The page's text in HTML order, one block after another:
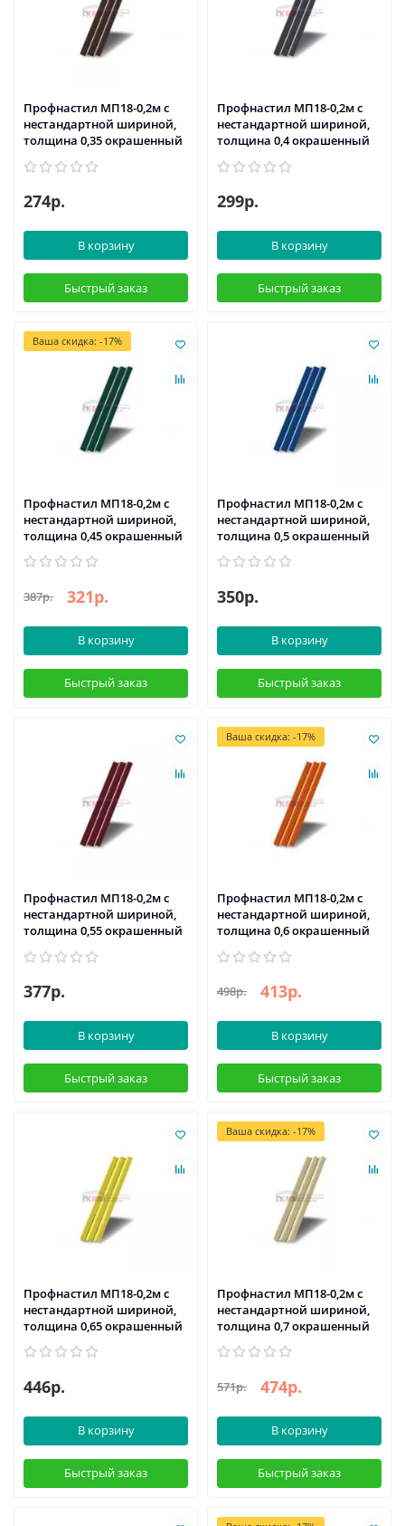
Профнастил МП18-0,2м с
нестандартной шириной,
толщина 0,35 окрашенный
274р.
В корзину
Быстрый заказ
Профнастил МП18-0,2м с
нестандартной шириной,
толщина 0,4 окрашенный
299р.
В корзину
Быстрый заказ
Ваша скидка: -17%
Профнастил МП18-0,2м с
нестандартной шириной,
толщина 0,45 окрашенный
387р. 321р.
В корзину
Быстрый заказ
Профнастил МП18-0,2м с
нестандартной шириной,
толщина 0,5 окрашенный
350р.
В корзину
Быстрый заказ
Профнастил МП18-0,2м с
нестандартной шириной,
толщина 0,55 окрашенный
377р.
В корзину
Быстрый заказ
Ваша скидка: -17%
Профнастил МП18-0,2м с
нестандартной шириной,
толщина 0,6 окрашенный
498р. 413р.
В корзину
Быстрый заказ
Профнастил МП18-0,2м с
нестандартной шириной,
толщина 0,65 окрашенный
446р.
В корзину
Быстрый заказ
Ваша скидка: -17%
Профнастил МП18-0,2м с
нестандартной шириной,
толщина 0,7 окрашенный
571р. 474р.
В корзину
Быстрый заказ